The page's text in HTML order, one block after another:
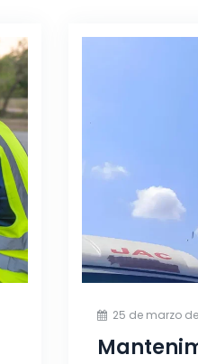
25 de marzo